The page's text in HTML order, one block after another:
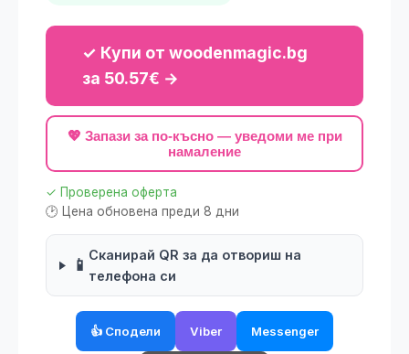
✓ Купи от woodenmagic.bg
за 50.57€ →
💖 Запази за по-късно — уведоми ме при
намаление
✓ Проверена оферта
🕑 Цена обновена преди 8 дни
📱
Сканирай QR за да отвориш на
телефона си
👍 Сподели Viber Messenger